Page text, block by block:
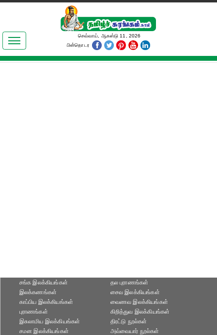
இலக்கியங்கள்
தமிழ் உலகம்
செவ்வாய், ஆகஸ்டு 11, 2026
பின்தொடர
சங்க இலக்கியங்கள்
இலக்கணங்கள்
காப்பிய இலக்கியங்கள்
புராணங்கள்
தல புராணங்கள்
சைவ இலக்கியங்கள்
வைணவ இலக்கியங்கள்
கிறித்துவ இலக்கியங்கள்
இசுலாமிய இலக்கியங்கள்
சமன இலக்கியங்கள்
திரட்டு நூல்கள்
அவ்வையார் நூல்கள்